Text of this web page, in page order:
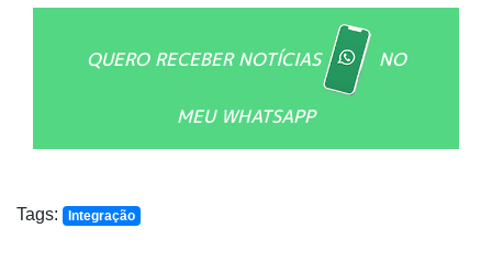
QUERO RECEBER NOTÍCIAS NO
MEU WHATSAPP
Tags: Integração